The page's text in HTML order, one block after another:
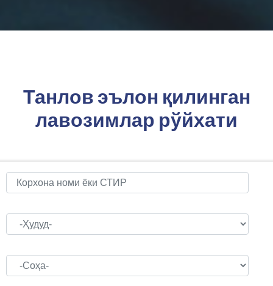
Танлов эълон қилинган
лавозимлар рўйхати